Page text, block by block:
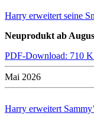
Harry erweitert seine
Neuprodukt ab
PDF-Download: 710
Mai 2026
Harry erweitert